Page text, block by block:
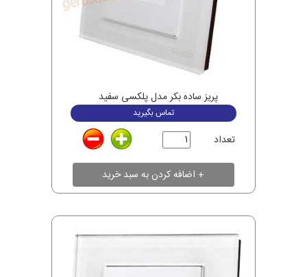
پریز ساده بکر مدل پلکسی سفید
تماس بگیرید
تعداد